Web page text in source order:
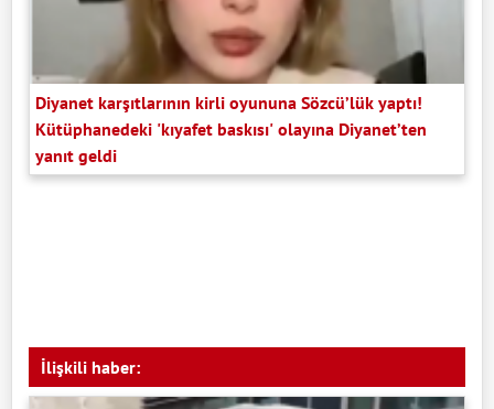
Diyanet karşıtlarının kirli oyununa Sözcü’lük yaptı!
Kütüphanedeki 'kıyafet baskısı' olayına Diyanet’ten
yanıt geldi
İlişkili haber: